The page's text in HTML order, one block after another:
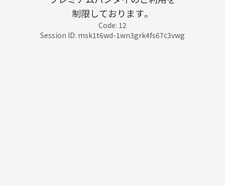
制限しております。
Code: 12
Session ID: msk1t6wd-1wn3grk4fs67c3vwg